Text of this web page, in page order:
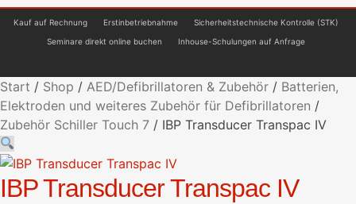
Kauf auf Rechnung Erstinbetriebnahme
Sicherheitstechnische Kontrolle (STK)
Seminare direkt online buchen
Inhouse-Schulungen auf Anfrage
Start / Shop / AED/Defibrillatoren & Zubehör / Batterien,
Elektroden und weiteres Zubehör für Defibrillatoren /
Zubehör Schiller Touch 7 / IBP Transducer Transpac IV
IBP Transducer Transpac IV